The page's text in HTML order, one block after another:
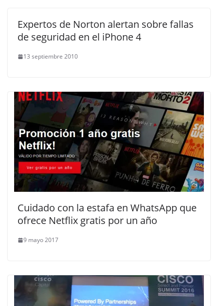
Expertos de Norton alertan sobre fallas
de seguridad en el iPhone 4
13 septiembre 2010
Cuidado con la estafa en WhatsApp que
ofrece Netflix gratis por un año
9 mayo 2017